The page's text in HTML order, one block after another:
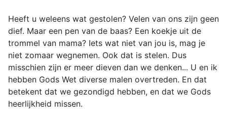
Heeft u weleens wat gestolen? Velen van ons zijn geen
dief. Maar een pen van de baas? Een koekje uit de
trommel van mama? Iets wat niet van jou is, mag je
niet zomaar wegnemen. Ook dat is stelen. Dus
misschien zijn er meer dieven dan we denken... U en ik
hebben Gods Wet diverse malen overtreden. En dat
betekent dat we gezondigd hebben, en dat we Gods
heerlijkheid missen.